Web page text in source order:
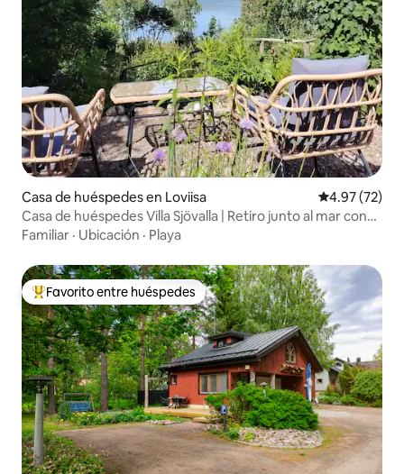
Casa de huéspedes en Loviisa Calificación
4.97 (72)
Casa de huéspedes Villa Sjövalla | Retiro junto al mar con
aire acondicionado
Familiar · Ubicación · Playa
Favorito entre huéspedes preferido
Favorito entre huéspedes